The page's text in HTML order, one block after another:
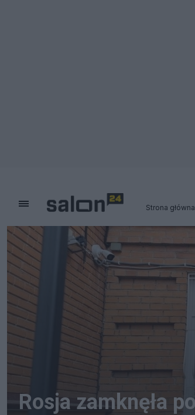
Strona główna
Rosja zamknęła